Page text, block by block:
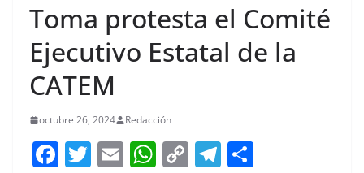
Toma protesta el Comité
Ejecutivo Estatal de la
CATEM
octubre 26, 2024 Redacción
F T E W C T